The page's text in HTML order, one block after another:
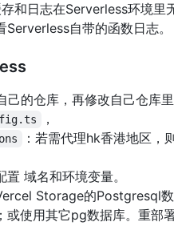
和日志在Serverless环境里
Serverless自带的函数日志。
己的仓库，再修改自己仓库里
，
：若需代理hk香港地区，
置 域名和环境变量。
Storage的Postgresql
或使用其它pg数据库。重部